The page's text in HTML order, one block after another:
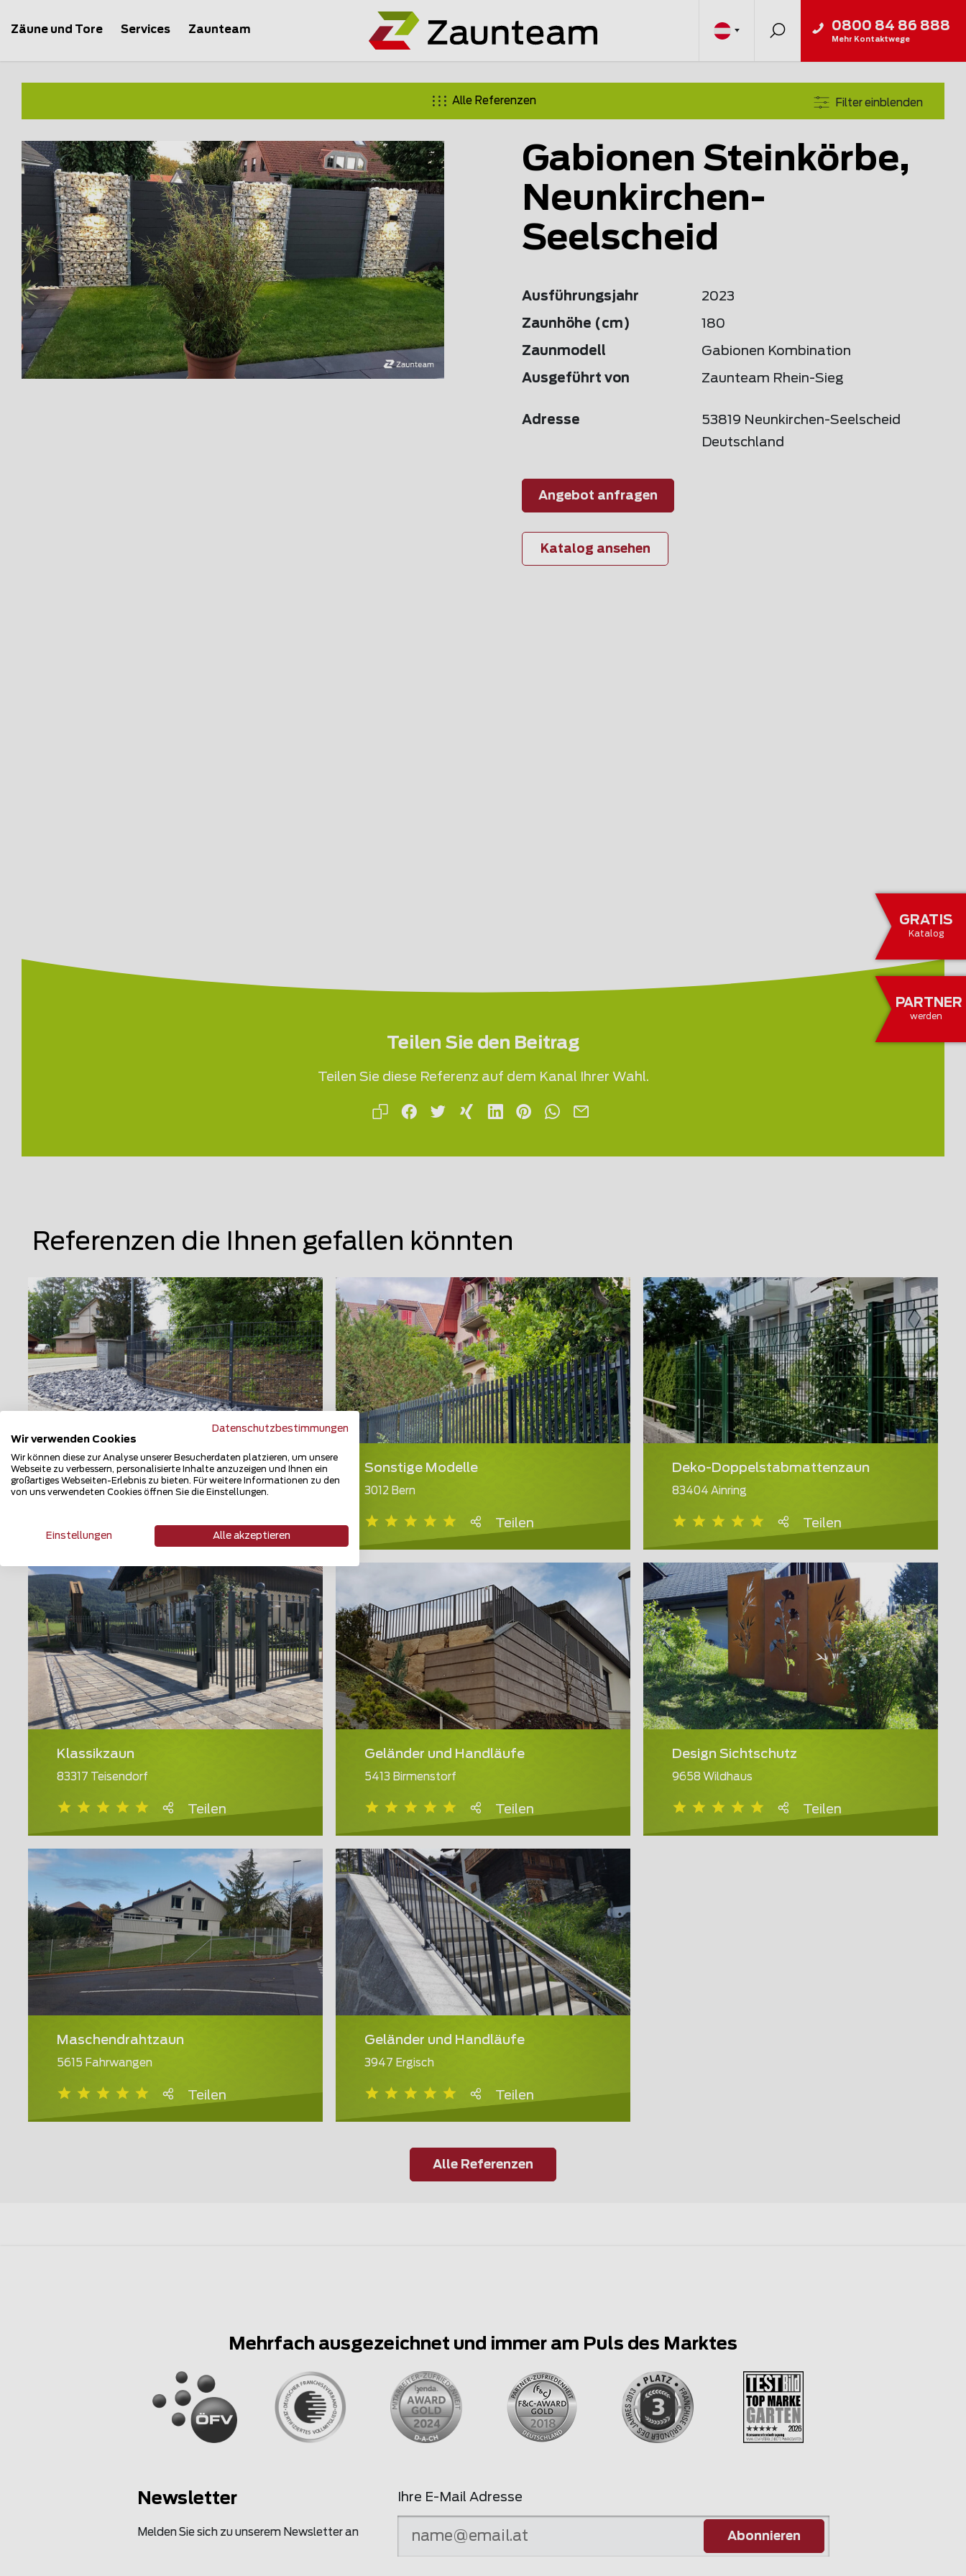
GRATIS
Katalog
PARTNER
werden
Zäune und Tore Services Zaunteam 0800 84 86 888
Mehr Kontaktwege
Alle Referenzen Filter einblenden
Gabionen Steinkörbe,
Neunkirchen-
Seelscheid
Ausführungsjahr 2023
Zaunhöhe (cm) 180
Zaunmodell Gabionen Kombination
Ausgeführt von Zaunteam Rhein-Sieg
Adresse
53819 Neunkirchen-Seelscheid
Deutschland
Angebot anfragen
Katalog ansehen
Teilen Sie den Beitrag
Teilen Sie diese Referenz auf dem Kanal Ihrer Wahl.
Referenzen die Ihnen gefallen könnten
Doppelstabmattenzaun
9470 Werdenberg
Teilen
Sonstige Modelle
3012 Bern
Teilen
Deko-Doppelstabmattenzaun
83404 Ainring
Teilen
Klassikzaun
83317 Teisendorf
Teilen
Geländer und Handläufe
5413 Birmenstorf
Teilen
Design Sichtschutz
9658 Wildhaus
Teilen
Maschendrahtzaun
5615 Fahrwangen
Teilen
Geländer und Handläufe
3947 Ergisch
Teilen
Alle Referenzen
Mehrfach ausgezeichnet und immer am Puls des Marktes
Newsletter
Melden Sie sich zu unserem Newsletter an
Ihre E-Mail Adresse
Abonnieren
Datenschutzbestimmungen
Wir verwenden Cookies
Wir können diese zur Analyse unserer Besucherdaten platzieren, um unsere
Webseite zu verbessern, personalisierte Inhalte anzuzeigen und Ihnen ein
großartiges Webseiten-Erlebnis zu bieten. Für weitere Informationen zu den
von uns verwendeten Cookies öffnen Sie die Einstellungen.
Einstellungen Alle akzeptieren